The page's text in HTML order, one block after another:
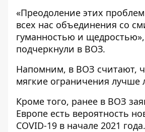
«Преодоление этих
всех нас объединения со
гуманностью и
подчеркнули в ВОЗ.
Напомним, в ВОЗ считают,
мягкие ограничения лучше
Кроме того, ранее в ВОЗ
Европе есть вероятность
COVID-19 в начале 2021 года.